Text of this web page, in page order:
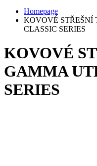
Homepage
KOVOVÉ STŘEŠNÍ
CLASSIC SERIES
KOVOVÉ
GAMMA
SERIES